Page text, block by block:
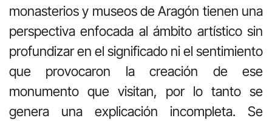
monasterios y museos de Aragón tienen una
perspectiva enfocada al ámbito artístico sin
profundizar en el significado ni el sentimiento
que provocaron la creación de ese
monumento que visitan, por lo tanto se
genera una explicación incompleta. Se